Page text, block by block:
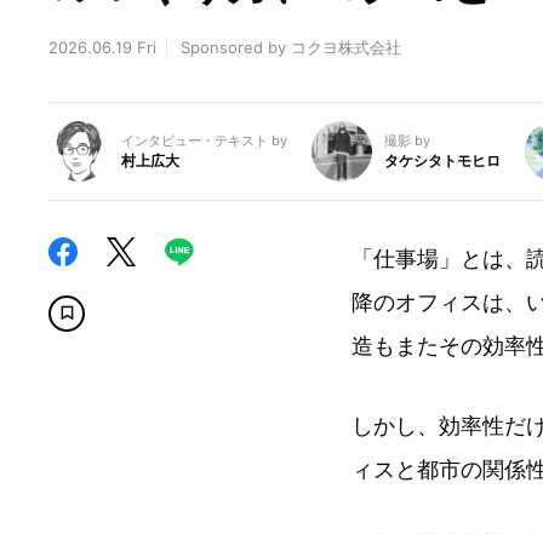
2026.06.19 Fri Sponsored by コクヨ株式会社
インタビュー・テキスト by
村上広大
撮影 by
タケシタトモヒロ
「仕事場」とは
降のオフィスは、
造もまたその効率
しかし、効率性だ
ィスと都市の関係